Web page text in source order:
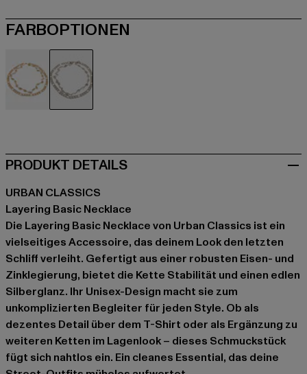
FARBOPTIONEN
PRODUKT DETAILS
URBAN CLASSICS
Layering Basic Necklace
Die Layering Basic Necklace von Urban Classics ist ein
vielseitiges Accessoire, das deinem Look den letzten
Schliff verleiht. Gefertigt aus einer robusten Eisen- und
Zinklegierung, bietet die Kette Stabilität und einen edlen
Silberglanz. Ihr Unisex-Design macht sie zum
unkomplizierten Begleiter für jeden Style. Ob als
dezentes Detail über dem T-Shirt oder als Ergänzung zu
weiteren Ketten im Lagenlook – dieses Schmuckstück
fügt sich nahtlos ein. Ein cleanes Essential, das deine